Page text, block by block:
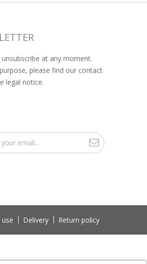
unsubscribe at any moment.
please find our contact
legal notice.
Delivery Return policy